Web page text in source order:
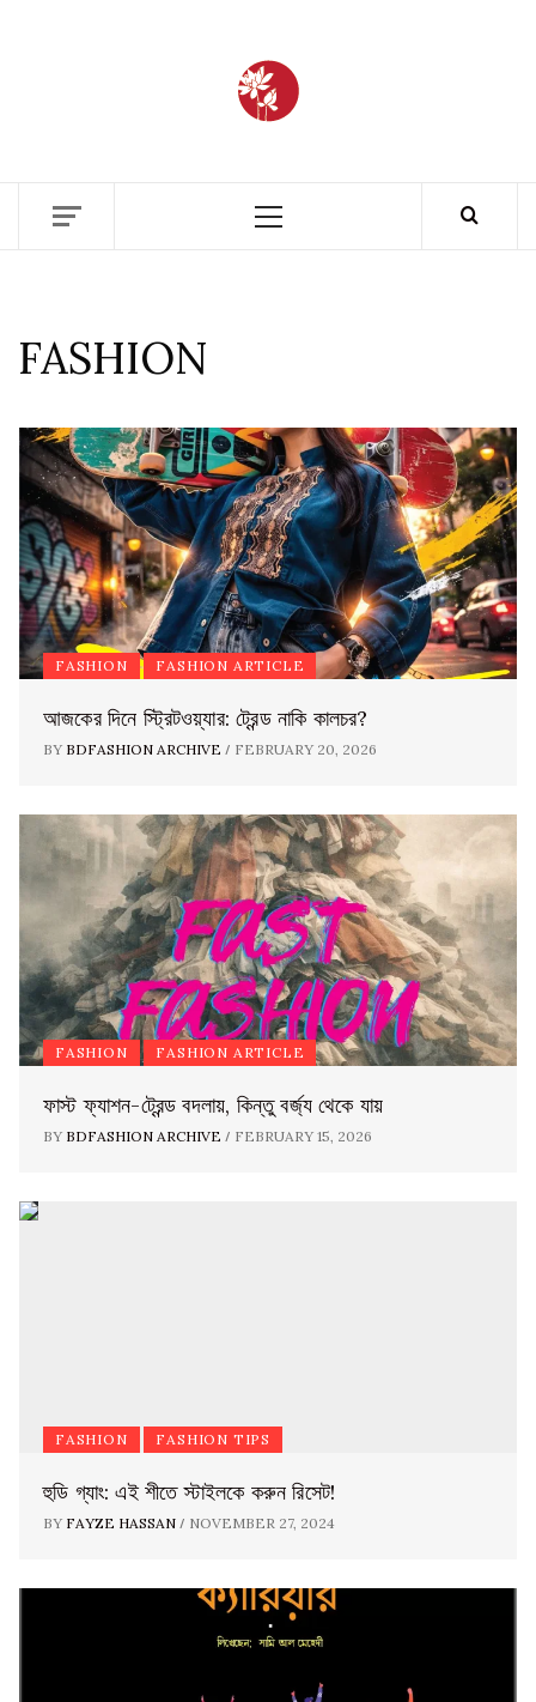
FASHION
FASHION FASHION ARTICLE
আজকের দিনে স্ট্রিটওয়্যার: ট্রেন্ড নাকি কালচর?
BY BDFASHION ARCHIVE / FEBRUARY 20, 2026
FASHION FASHION ARTICLE
ফাস্ট ফ্যাশন-ট্রেন্ড বদলায়, কিন্তু বর্জ্য থেকে যায়
BY BDFASHION ARCHIVE / FEBRUARY 15, 2026
FASHION FASHION TIPS
হুডি গ্যাং: এই শীতে স্টাইলকে করুন রিসেট!
BY FAYZE HASSAN / NOVEMBER 27, 2024